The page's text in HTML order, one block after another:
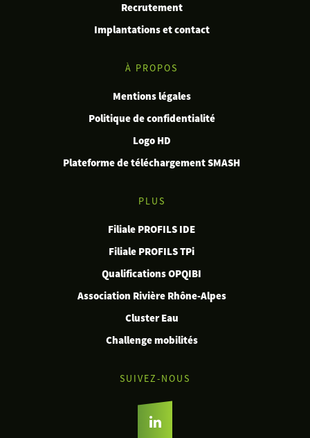
Recrutement
Implantations et contact
À PROPOS
Mentions légales
Politique de confidentialité
Logo HD
Plateforme de téléchargement SMASH
PLUS
Filiale PROFILS IDE
Filiale PROFILS TPi
Qualifications OPQIBI
Association Rivière Rhône-Alpes
Cluster Eau
Challenge mobilités
SUIVEZ-NOUS